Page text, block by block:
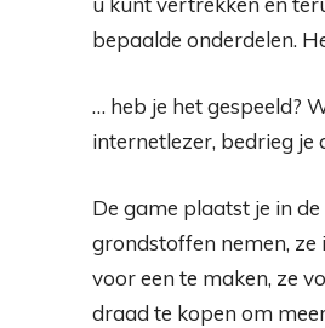
bepaalde onderdelen.
… heb je het gespeeld?
internetlezer, bedrieg je
De game plaatst je in
grondstoffen nemen, ze
voor een te maken, ze
draad te kopen om